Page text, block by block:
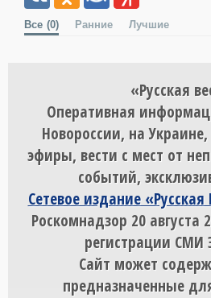
Все (0) Ранние Лучшие
«Русская
Оперативная
Новороссии, на
эфиры, вести с мест от
событий,
Сетевое издание «Русская
Роскомнадзор 20 августа
регистрации СМИ
Сайт может
предназначенные